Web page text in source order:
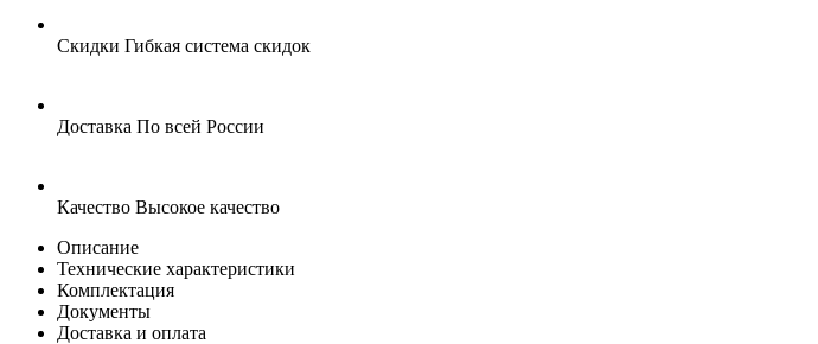
Скидки Гибкая система скидок
Доставка По всей России
Качество Высокое качество
Описание
Технические характеристики
Комплектация
Документы
Доставка и оплата